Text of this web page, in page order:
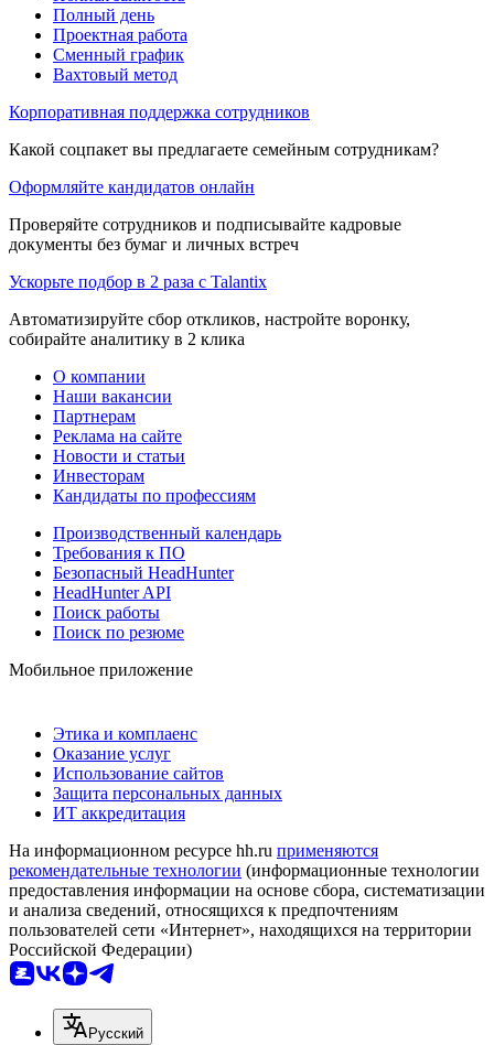
Полный день
Проектная работа
Сменный график
Вахтовый метод
Корпоративная поддержка сотрудников
Какой соцпакет вы предлагаете семейным сотрудникам?
Оформляйте кандидатов онлайн
Проверяйте сотрудников и подписывайте кадровые
документы без бумаг и личных встреч
Ускорьте подбор в 2 раза с Talantix
Автоматизируйте сбор откликов, настройте воронку,
собирайте аналитику в 2 клика
О компании
Наши вакансии
Партнерам
Реклама на сайте
Новости и статьи
Инвесторам
Кандидаты по профессиям
Производственный календарь
Требования к ПО
Безопасный HeadHunter
HeadHunter API
Поиск работы
Поиск по резюме
Мобильное приложение
Этика и комплаенс
Оказание услуг
Использование сайтов
Защита персональных данных
ИТ аккредитация
На информационном ресурсе hh.ru применяются
рекомендательные технологии (информационные технологии
предоставления информации на основе сбора, систематизации
и анализа сведений, относящихся к предпочтениям
пользователей сети «Интернет», находящихся на территории
Российской Федерации)
Русский